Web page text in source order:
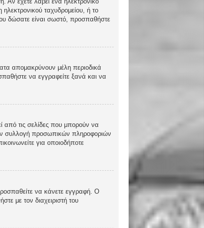
ηλεκτρονικού ταχυδρομείου, ή το
δώσατε είναι σωστό, προσπαθήστε
απομακρύνουν μέλη περιοδικά
να εγγραφείτε ξανά και να
από τις σελίδες που μπορούν να
συλλογή προσωπικών πληροφοριών
για οποιοδήποτε
να κάνετε εγγραφή. Ο
με τον διαχειριστή του